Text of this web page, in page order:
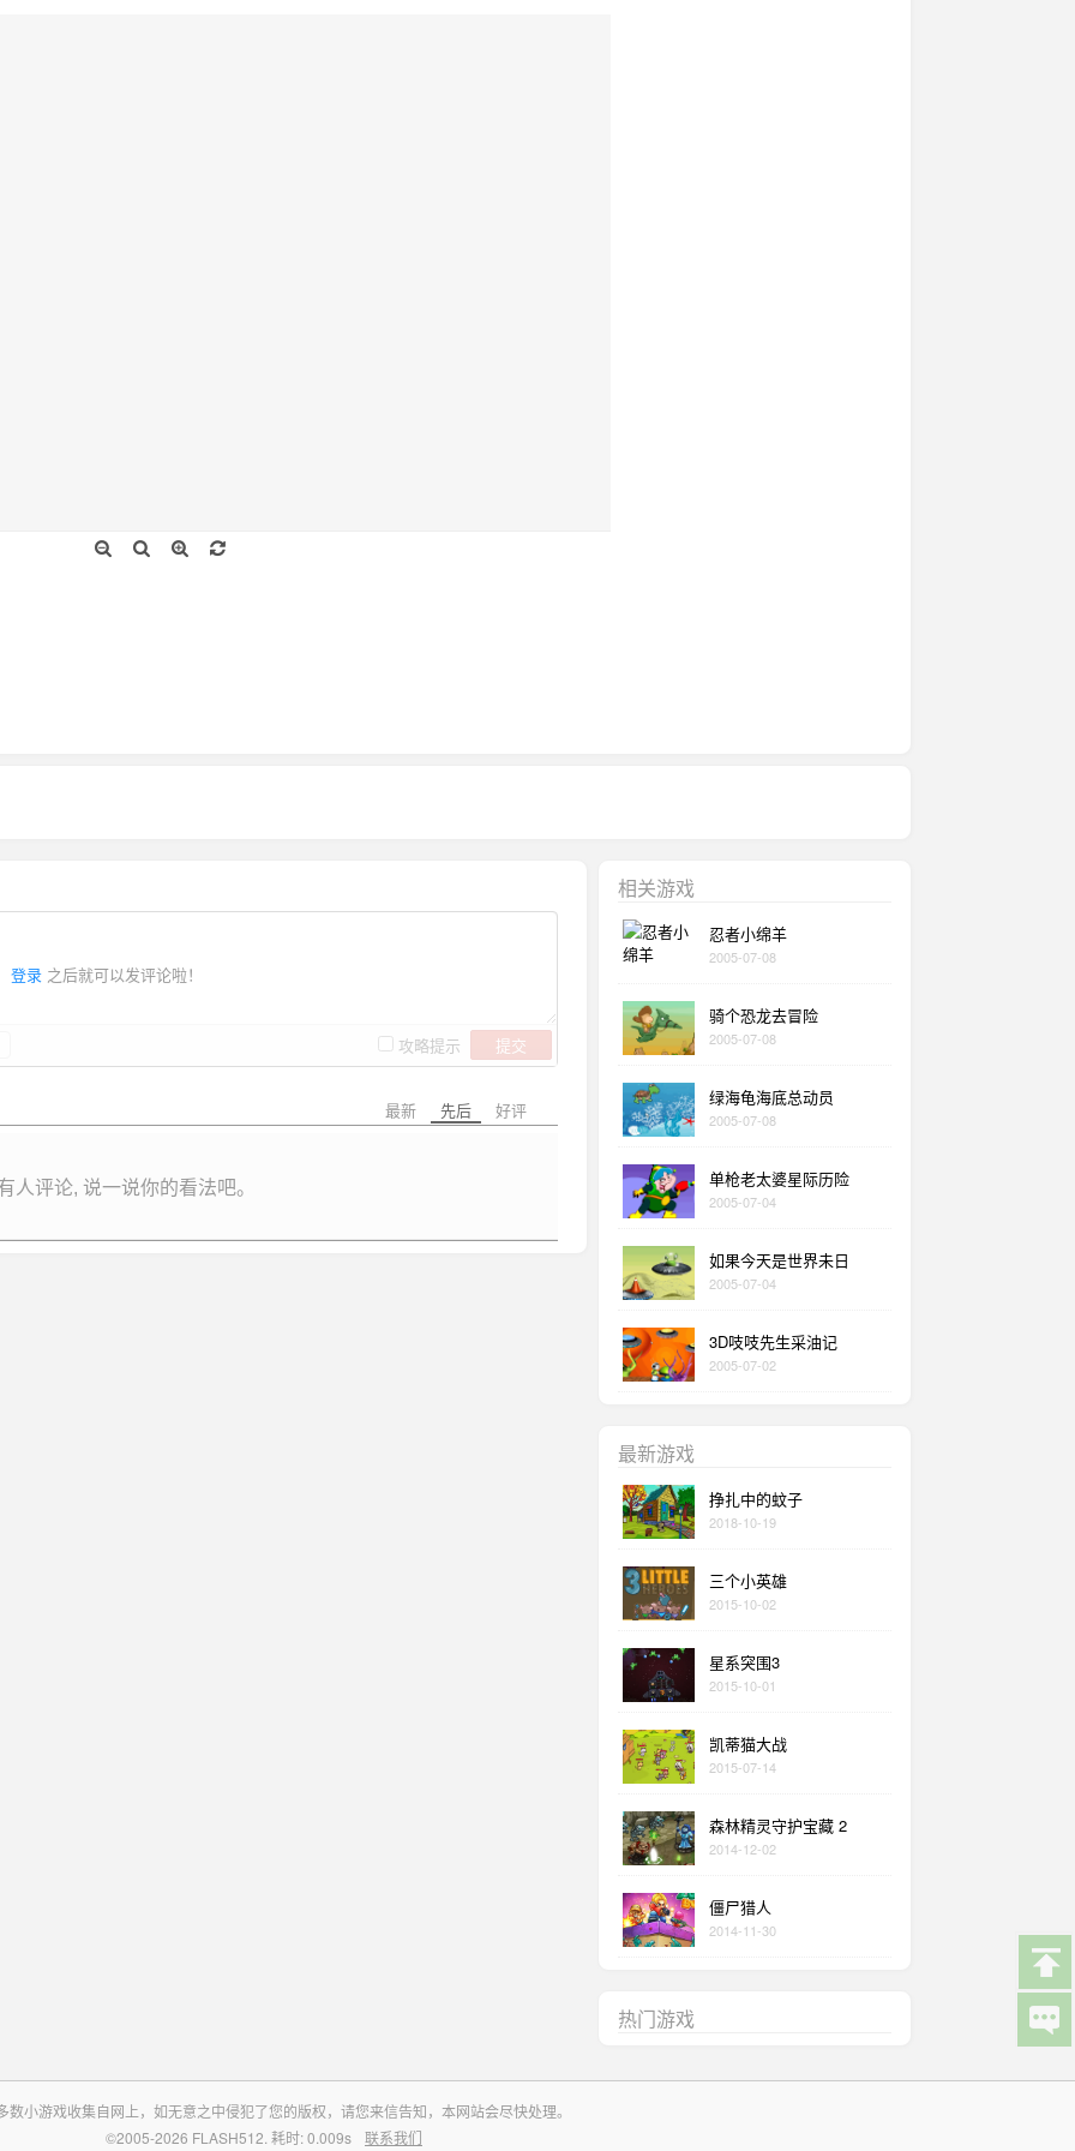
登录 之后就可以发评论啦！
攻略提示 提交
最新 先后 好评
人评论, 说一说你的看法吧。
相关游戏
忍者小绵羊
2005-07-08
骑个恐龙去冒险
2005-07-08
绿海龟海底总动员
2005-07-08
单枪老太婆星际历险
2005-07-04
如果今天是世界未日
2005-07-04
3D吱吱先生采油记
2005-07-02
最新游戏
挣扎中的蚊子
2018-10-19
三个小英雄
2015-10-02
星系突围3
2015-10-01
凯蒂猫大战
2015-07-14
森林精灵守护宝藏 2
2014-12-02
僵尸猎人
2014-11-30
热门游戏
数小游戏收集自网上，如无意之中侵犯了您的版权，请您来信告知，本网站会尽快处理。
©2005-2026 FLASH512. 耗时: 0.009s
联系我们